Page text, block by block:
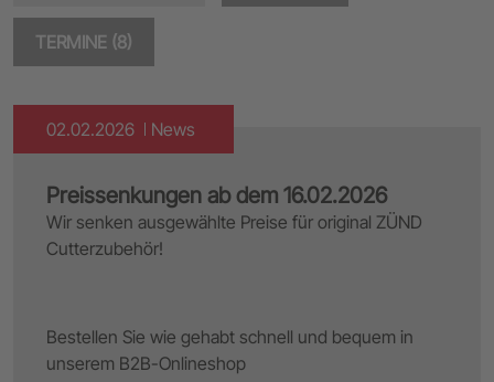
TERMINE (8)
02.02.2026 News
Preissenkungen ab dem 16.02.2026
Wir senken ausgewählte Preise für original ZÜND
Cutterzubehör!
Bestellen Sie wie gehabt schnell und bequem in
unserem B2B-Onlineshop